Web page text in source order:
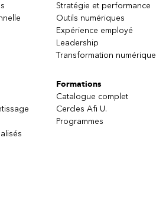
Stratégie et performance
Outils numériques
Expérience employé
Leadership
Transformation numérique
Formations
Catalogue complet
Cercles Afi U.
Programmes